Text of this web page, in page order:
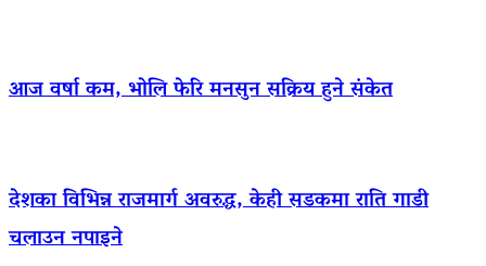
आज वर्षा कम, भोलि फेरि मनसुन सक्रिय हुने संकेत
देशका विभिन्न राजमार्ग अवरुद्ध, केही सडकमा राति गाडी
चलाउन नपाइने